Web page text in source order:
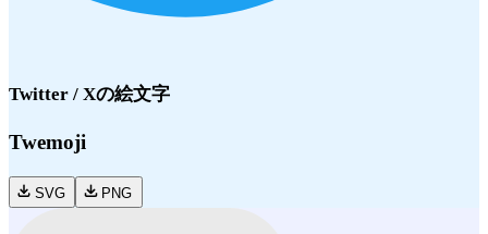
Twitter / Xの絵文字
Twemoji
SVG PNG